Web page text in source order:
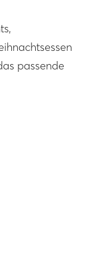
,
passende